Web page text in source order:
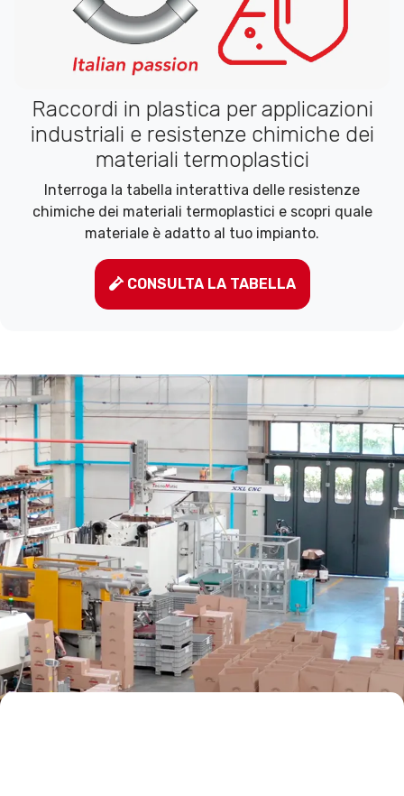
Raccordi in plastica per applicazioni
industriali e resistenze chimiche dei
materiali termoplastici
Interroga la tabella interattiva delle resistenze
chimiche dei materiali termoplastici e scopri quale
materiale è adatto al tuo impianto.
CONSULTA LA TABELLA